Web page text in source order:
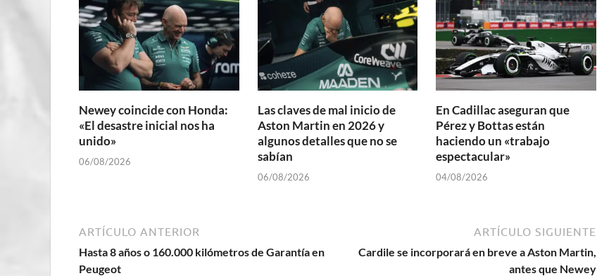
Newey coincide con Honda:
«El desastre inicial nos ha
unido»
06/08/2026
Las claves de mal inicio de
Aston Martin en 2026 y
algunos detalles que no se
sabían
06/08/2026
En Cadillac aseguran que
Pérez y Bottas están
haciendo un «trabajo
espectacular»
04/08/2026
ARTÍCULO ANTERIOR
Hasta 8 años o 160.000 kilómetros de Garantía en
Peugeot
ARTÍCULO SIGUIENTE
Cardile se incorporará en breve a Aston Martin,
antes que Newey